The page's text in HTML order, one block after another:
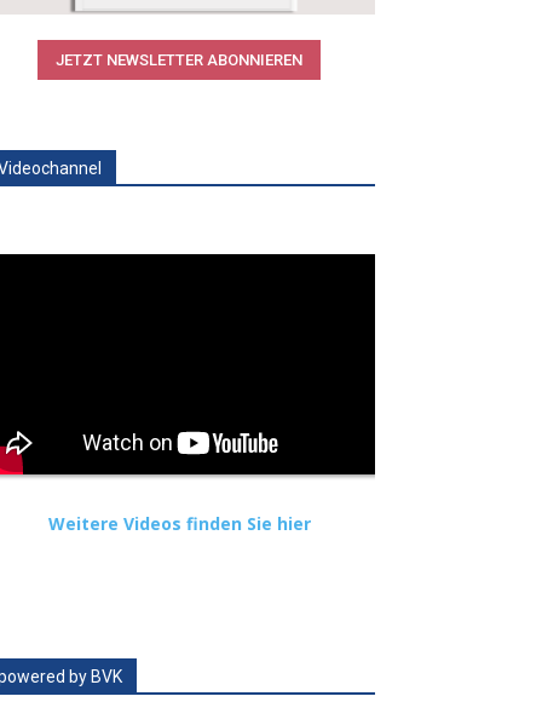
JETZT NEWSLETTER ABONNIEREN
Weitere Videos finden Sie hier
by BVK